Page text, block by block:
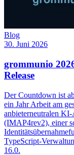
Blog
30. Juni 2026
grommunio
Release
Der Countdown ist
ein Jahr Arbeit am
anbieterneutralen
(IMAP4rev2), einer
TypeScript-
16.0.